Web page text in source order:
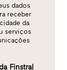
dados
receber
da
serviços
Finstral